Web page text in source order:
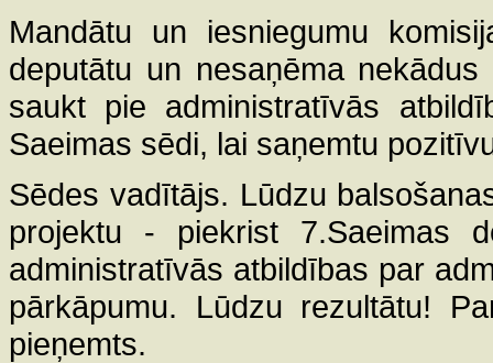
Mandātu un iesniegumu
deputātu un nesaņēma
saukt pie administratīvās
Saeimas sēdi, lai saņemtu
Sēdes vadītājs. Lūdzu
projektu - piekrist 7.Saeimas
administratīvās atbildības par
pārkāpumu. Lūdzu rezultātu!
pieņemts.